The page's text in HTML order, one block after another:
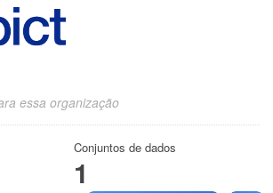
essa organização
Conjuntos de dados
1